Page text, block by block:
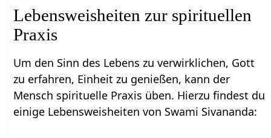
Lebensweisheiten zur spirituellen
Praxis
Um den Sinn des Lebens zu verwirklichen, Gott
zu erfahren, Einheit zu genießen, kann der
Mensch spirituelle Praxis üben. Hierzu findest du
einige Lebensweisheiten von Swami Sivananda: